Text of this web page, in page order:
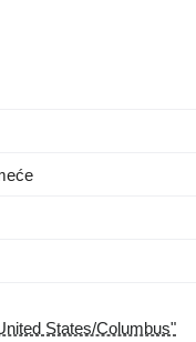
States/Columbus"